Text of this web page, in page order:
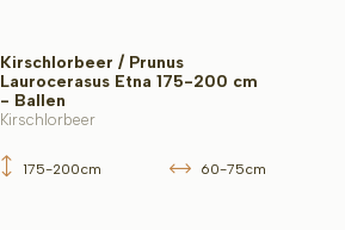
Kirschlorbeer / Prunus
Laurocerasus Etna 175-200 cm
- Ballen
Kirschlorbeer
175-200cm 60-75cm